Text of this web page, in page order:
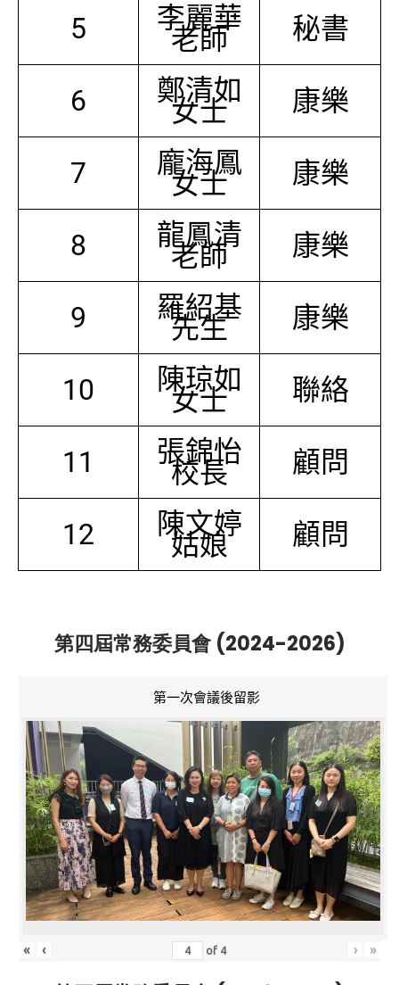
5 李麗華
老師 秘書
6 鄭清如
女士 康樂
7 龐海鳳
女士 康樂
8 龍鳳清
老師 康樂
9 羅紹基
先生 康樂
10 陳琼如
女士 聯絡
11 張錦怡
校長 顧問
12 陳文婷
姑娘 顧問
第四屆常務委員會 (2024-2026)
第一次會議後留影
« ‹ of 4 › »